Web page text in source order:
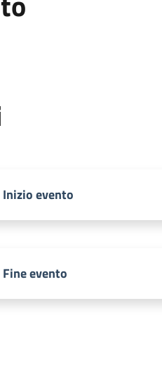
evento
evento